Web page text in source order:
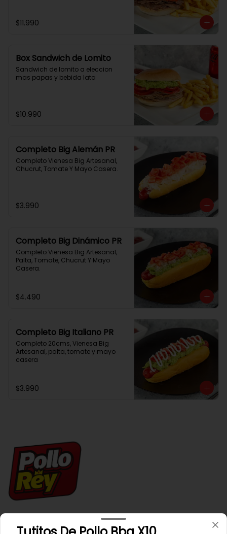
$11.990
Box Sandwich de Lomito
Sandwich de lomito a eleccion
mas papas y bebida lata
$10.990
Completo Big Alemán PR
Completo Vienesa Big Artesanal,
Chucrut, Tomate Y Mayo Casera.
$3.990
Completo Big Dinámico PR
Completo Vienesa Big Artesanal,
Palta, Tomate, Chucrut Y Mayo
Casera.
$4.490
Completo Big Italiano PR
Completo 20cms, Vienesa Big
Artesanal, palta, tomate y mayo
casera
$3.990